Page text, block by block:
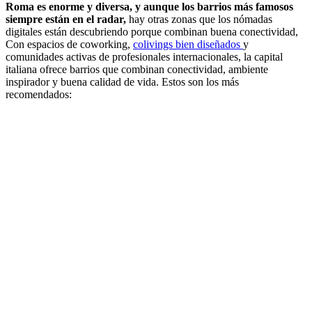
Roma es enorme y diversa, y aunque los barrios más famosos
siempre están en el radar, hay otras zonas que los nómadas
digitales están descubriendo porque combinan buena conectividad,
Con espacios de coworking, colivings bien diseñados y
comunidades activas de profesionales internacionales, la capital
italiana ofrece barrios que combinan conectividad, ambiente
inspirador y buena calidad de vida. Estos son los más
recomendados: